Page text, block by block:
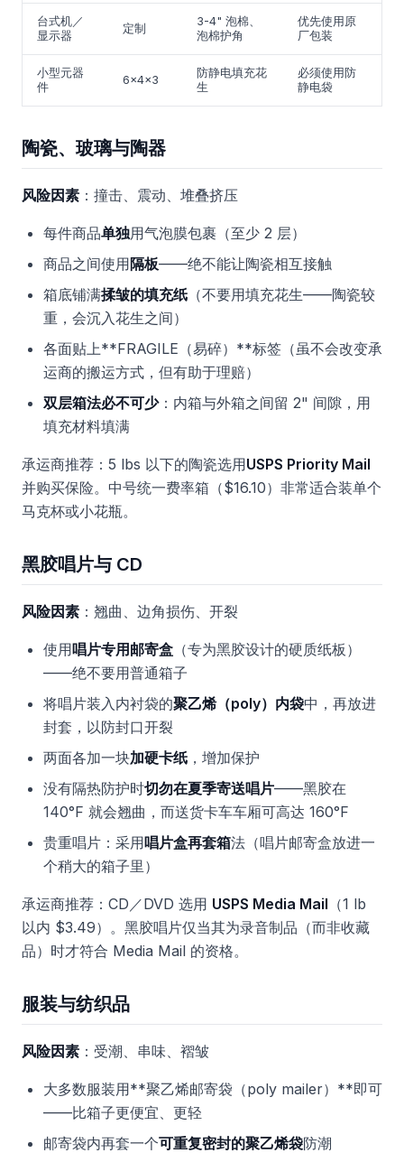
台式机／
显示器
定制
3-4" 泡棉、
泡棉护角
优先使用原
厂包装
小型元器
件
6x4x3
防静电填充花
生
必须使用防
静电袋
陶瓷、玻璃与陶器
风险因素 ：撞击、震动、堆叠挤压
每件商品单独用气泡膜包裹（至少 2 层）
商品之间使用隔板——绝不能让陶瓷相互接触
箱底铺满揉皱的填充纸 （不要用填充花生——陶瓷较
重，会沉入花生之间）
各面贴上**FRAGILE（易碎）**标签（虽不会改变承
运商的搬运方式，但有助于理赔）
双层箱法必不可少：内箱与外箱之间留 2" 间隙，用
填充材料填满
承运商推荐：5 lbs 以下的陶瓷选用USPS Priority Mail
并购买保险。中号统一费率箱（$16.10）非常适合装单个
马克杯或小花瓶。
黑胶唱片与 CD
风险因素 ：翘曲、边角损伤、开裂
使用唱片专用邮寄盒 （专为黑胶设计的硬质纸板）
——绝不要用普通箱子
将唱片装入内衬袋的聚乙烯（poly）内袋中，再放进
封套，以防封口开裂
两面各加一块加硬卡纸 ，增加保护
没有隔热防护时切勿在夏季寄送唱片——黑胶在
140°F 就会翘曲，而送货卡车车厢可高达 160°F
贵重唱片：采用唱片盒再套箱法（唱片邮寄盒放进一
个稍大的箱子里）
承运商推荐：CD／DVD 选用 USPS Media Mail （1 lb
以内 $3.49）。黑胶唱片仅当其为录音制品（而非收藏
品）时才符合 Media Mail 的资格。
服装与纺织品
风险因素 ：受潮、串味、褶皱
大多数服装用**聚乙烯邮寄袋（poly mailer）**即可
——比箱子更便宜、更轻
邮寄袋内再套一个可重复密封的聚乙烯袋防潮